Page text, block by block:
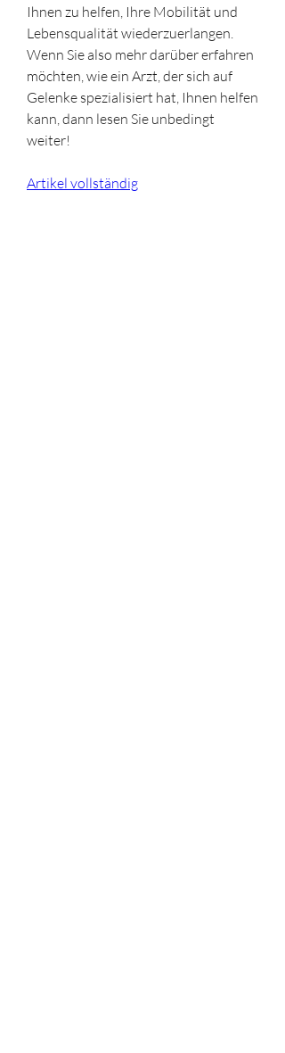
Ihnen zu helfen, Ihre Mobilität und
Lebensqualität wiederzuerlangen.
Wenn Sie also mehr darüber erfahren
möchten, wie ein Arzt, der sich auf
Gelenke spezialisiert hat, Ihnen helfen
kann, dann lesen Sie unbedingt
weiter!
Artikel vollständig